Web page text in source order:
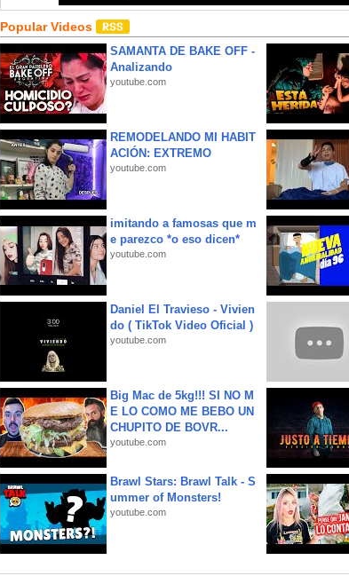
Popular Videos
SAMANTA DE BAKE OFF -
Analizando
youtube.com
REMODELANDO MI HABIT
ACIÓN: EXTREMO
youtube.com
imitando a famosas que m
e parezco *o eso dicen*
youtube.com
Daniel El Travieso - Vivien
do ( TikTok Video Oficial )
youtube.com
Big Mac de 5kg!!! SI NO M
E LO COMO ME BEBO UN
CHUPITO DE BOVR...
youtube.com
Brawl Stars: Brawl Talk - S
ummer of Monsters!
youtube.com